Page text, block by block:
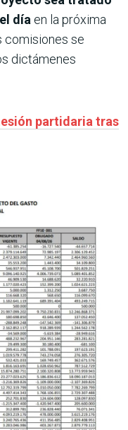
día en la próxima
comisiones se
dictámenes
partidaria tras